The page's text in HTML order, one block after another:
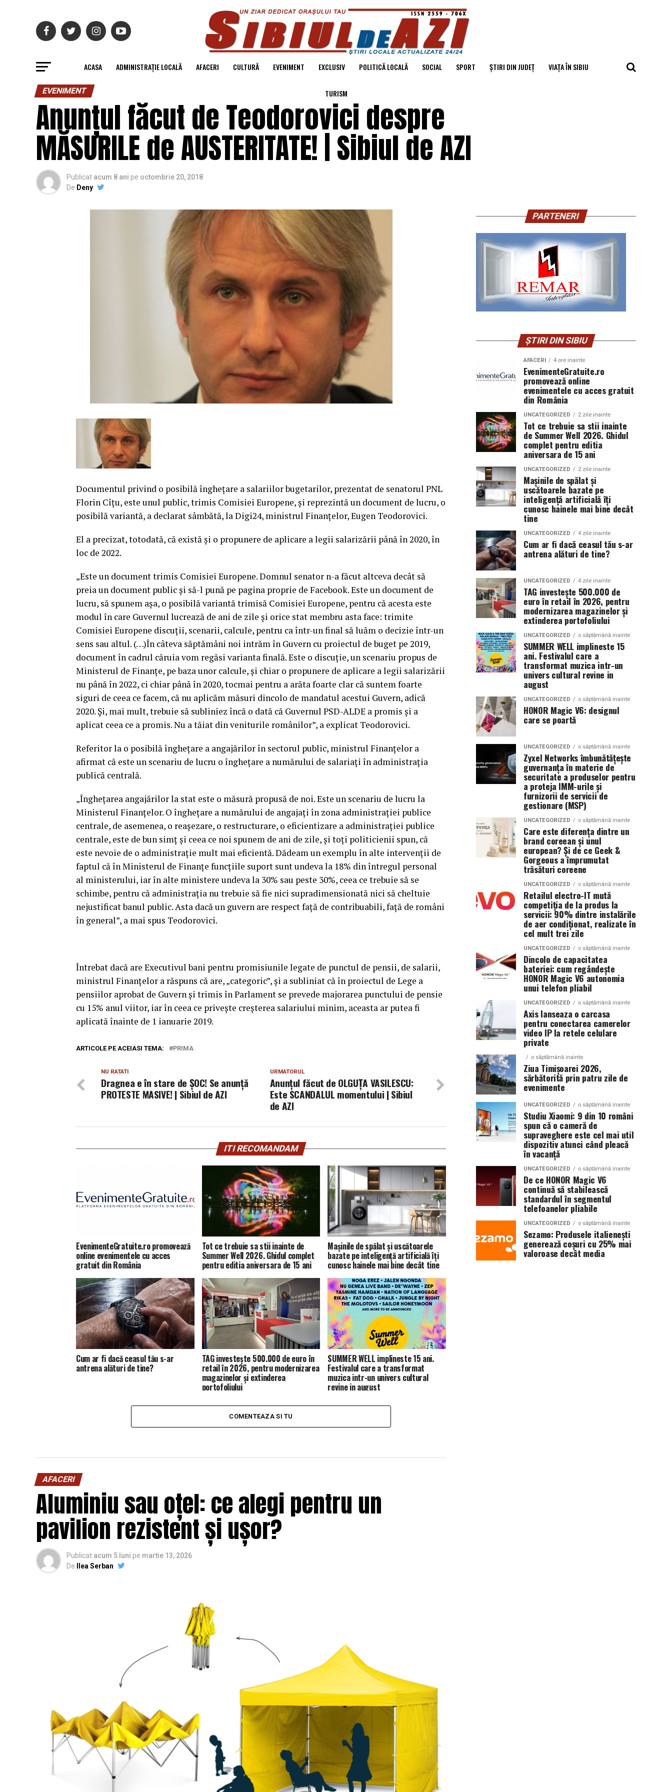
ACASA ADMINISTRAȚIE LOCALĂ AFACERI CULTURĂ EVENIMENT EXCLUSIV POLITICĂ LOCALĂ SOCIAL SPORT ȘTIRI DIN JUDEȚ VIAȚA ÎN SIBIU
TURISM
EVENIMENT
Anunțul făcut de Teodorovici despre
MĂSURILE de AUSTERITATE! | Sibiul de AZI
Publicat acum 8 ani pe octombrie 20, 2018
De Deny
Documentul privind o posibilă îngheţare a salariilor bugetarilor, prezentat de senatorul PNL
Florin Cîţu, este unul public, trimis Comisiei Europene, şi reprezintă un document de lucru, o
posibilă variantă, a declarat sâmbătă, la Digi24, ministrul Finanţelor, Eugen Teodorovici.
El a precizat, totodată, că există şi o propunere de aplicare a legii salarizării până în 2020, în
loc de 2022.
„Este un document trimis Comisiei Europene.Domnul senator n-a făcut altceva decât să
preia un document public şi să-l pună pe pagina proprie de Facebook. Este un document de
lucru, să spunem aşa, o posibilă variantă trimisă Comisiei Europene, pentru că acesta este
modul în care Guvernul lucrează de ani de zile şi orice stat membru asta face: trimite
Comisiei Europene discuţii, scenarii, calcule, pentru ca într-un final să luăm o decizie într-un
sens sau altul. (…)În câteva săptămâni noi intrăm în Guvern cu proiectul de buget pe 2019,
document în cadrul căruia vom regăsi varianta finală. Este o discuţie, un scenariu propus de
Ministerul de Finanţe, pe baza unor calcule, şi chiar o propunere de aplicare a legii salarizării
nu până în 2022, ci chiar până în 2020, tocmai pentru a arăta foarte clar că suntem foarte
siguri de ceea ce facem, că nu aplicăm măsuri dincolo de mandatul acestui Guvern, adică
2020. Şi, mai mult, trebuie să subliniez încă o dată că Guvernul PSD-ALDE a promis şi a
aplicat ceea ce a promis. Nu a tăiat din veniturile românilor”, a explicat Teodorovici.
Referitor la o posibilă îngheţare a angajărilor în sectorul public, ministrul Finanţelor a
afirmat că este un scenariu de lucru o îngheţare a numărului de salariaţi în administraţia
publică centrală.
„Îngheţarea angajărilor la stat este o măsură propusă de noi. Este un scenariu de lucru la
Ministerul Finanţelor. O îngheţare a numărului de angajaţi în zona administraţiei publice
centrale, de asemenea, o reaşezare, o restructurare, o eficientizare a administraţiei publice
centrale, este de bun simţ şi ceea ce noi spunem de ani de zile, şi toţi politicienii spun, că
este nevoie de o administraţie mult mai eficientă. Dădeam un exemplu în alte intervenţii de
faptul că în Ministerul de Finanţe funcţiile suport sunt undeva la 18% din întregul personal
al ministerului, iar în alte ministere undeva la 30% sau peste 30%, ceea ce trebuie să se
schimbe, pentru că administraţia nu trebuie să fie nici supradimensionată nici să cheltuie
nejustificat banul public. Asta dacă un guvern are respect faţă de contribuabili, faţă de români
în general”, a mai spus Teodorovici.
Întrebat dacă are Executivul bani pentru promisiunile legate de punctul de pensii, de salarii,
ministrul Finanţelor a răspuns că are, „categoric”, şi a subliniat că în proiectul de Lege a
pensiilor aprobat de Guvern şi trimis în Parlament se prevede majorarea punctului de pensie
cu 15% anul viitor, iar în ceea ce priveşte creşterea salariului minim, aceasta ar putea fi
aplicată înainte de 1 ianuarie 2019.
ARTICOLE PE ACEIASI TEMA: PRIMA
URMATORUL
Anunțul făcut de OLGUȚA VASILESCU:
Este SCANDALUL momentului | Sibiul
de AZI
NU RATATI
Dragnea e în stare de ȘOC! Se anunță
PROTESTE MASIVE! | Sibiul de AZI
ITI RECOMANDAM
EvenimenteGratuite.ro promovează
online evenimentele cu acces
gratuit din România
Tot ce trebuie sa stii inainte de
Summer Well 2026. Ghidul complet
pentru editia aniversara de 15 ani
Mașinile de spălat și uscătoarele
bazate pe inteligență artificială îți
cunosc hainele mai bine decât tine
Cum ar fi dacă ceasul tău s-ar
antrena alături de tine?
TAG investește 500.000 de euro în
retail în 2026, pentru modernizarea
magazinelor și extinderea
portofoliului
SUMMER WELL implineste 15 ani.
Festivalul care a transformat
muzica intr-un univers cultural
revine in august
COMENTEAZA SI TU
AFACERI
Aluminiu sau oțel: ce alegi pentru un
pavilion rezistent și ușor?
Publicat acum 5 luni pe martie 13, 2026
De
Ilea Serban
PARTENERI
ȘTIRI DIN SIBIU
AFACERI 4 ore inainte
EvenimenteGratuite.ro
promovează online
evenimentele cu acces gratuit
din România
UNCATEGORIZED 2 zile inainte
Tot ce trebuie sa stii inainte
de Summer Well 2026. Ghidul
complet pentru editia
aniversara de 15 ani
UNCATEGORIZED 2 zile inainte
Mașinile de spălat și
uscătoarele bazate pe
inteligență artificială îți
cunosc hainele mai bine decât
tine
UNCATEGORIZED 4 zile inainte
Cum ar fi dacă ceasul tău s-ar
antrena alături de tine?
UNCATEGORIZED 4 zile inainte
TAG investește 500.000 de
euro în retail în 2026, pentru
modernizarea magazinelor și
extinderea portofoliului
UNCATEGORIZED o săptămână inainte
SUMMER WELL implineste 15
ani. Festivalul care a
transformat muzica intr-un
univers cultural revine in
august
UNCATEGORIZED o săptămână inainte
HONOR Magic V6: designul
care se poartă
UNCATEGORIZED o săptămână inainte
Zyxel Networks îmbunătățește
guvernanța în materie de
securitate a produselor pentru
a proteja IMM-urile și
furnizorii de servicii de
gestionare (MSP)
UNCATEGORIZED o săptămână inainte
Care este diferența dintre un
brand coreean și unul
european? Și de ce Geek &
Gorgeous a împrumutat
trăsături coreene
UNCATEGORIZED o săptămână inainte
Retailul electro-IT mută
competiția de la produs la
servicii: 90% dintre instalările
de aer condiționat, realizate în
cel mult trei zile
UNCATEGORIZED o săptămână inainte
Dincolo de capacitatea
bateriei: cum regândește
HONOR Magic V6 autonomia
unui telefon pliabil
UNCATEGORIZED o săptămână inainte
Axis lanseaza o carcasa
pentru conectarea camerelor
video IP la retele celulare
private
o săptămână inainte
Ziua Timișoarei 2026,
sărbătorită prin patru zile de
evenimente
UNCATEGORIZED o săptămână inainte
Studiu Xiaomi: 9 din 10 români
spun că o cameră de
supraveghere este cel mai util
dispozitiv atunci când pleacă
în vacanță
UNCATEGORIZED o săptămână inainte
De ce HONOR Magic V6
continuă să stabilească
standardul în segmentul
telefoanelor pliabile
UNCATEGORIZED o săptămână inainte
Sezamo: Produsele italienești
generează coșuri cu 25% mai
valoroase decât media